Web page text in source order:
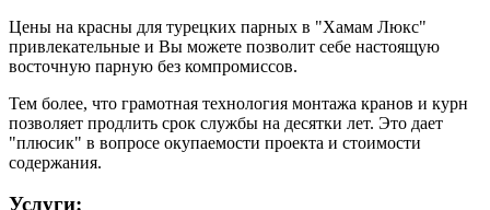
Цены на красны для турецких парных в "Хамам Люкс"
привлекательные и Вы можете позволит себе настоящую
восточную парную без компромиссов.
Тем более, что грамотная технология монтажа кранов и курн
позволяет продлить срок службы на десятки лет. Это дает
"плюсик" в вопросе окупаемости проекта и стоимости
содержания.
Услуги: